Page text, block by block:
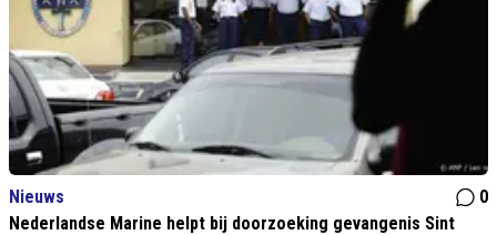
Nieuws
0
Nederlandse Marine helpt bij doorzoeking gevangenis Sint